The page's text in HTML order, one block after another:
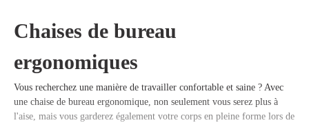
Chaises de bureau
ergonomiques
Vous recherchez une manière de travailler confortable et saine ? Avec
une chaise de bureau ergonomique, non seulement vous serez plus à
l'aise, mais vous garderez également votre corps en pleine forme lors de